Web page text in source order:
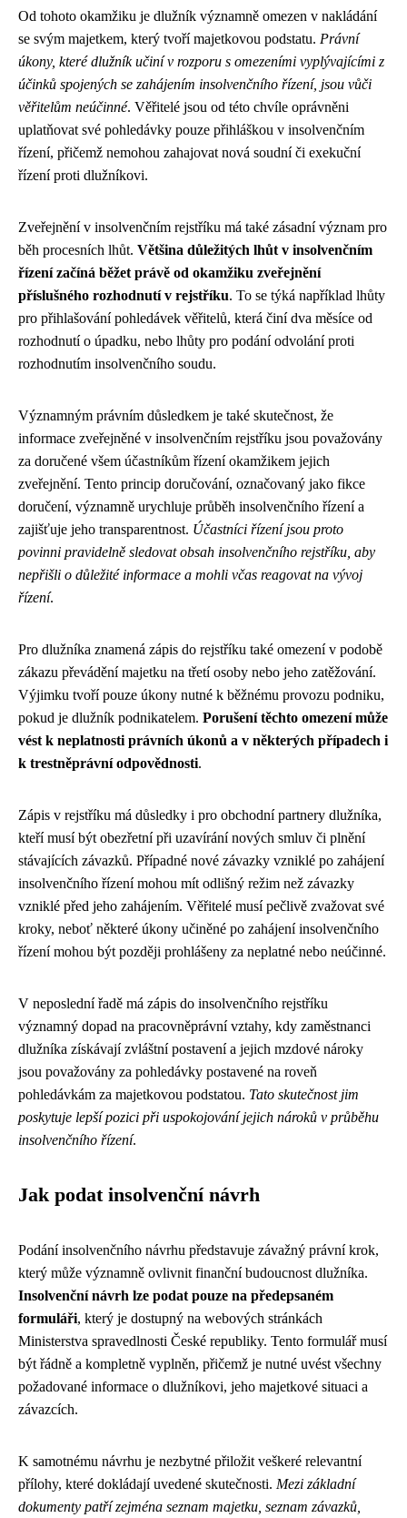
Od tohoto okamžiku je dlužník významně omezen v nakládání
se svým majetkem, který tvoří majetkovou podstatu. Právní
úkony, které dlužník učiní v rozporu s omezeními vyplývajícími z
účinků spojených se zahájením insolvenčního řízení, jsou vůči
věřitelům neúčinné. Věřitelé jsou od této chvíle oprávněni
uplatňovat své pohledávky pouze přihláškou v insolvenčním
řízení, přičemž nemohou zahajovat nová soudní či exekuční
řízení proti dlužníkovi.
Zveřejnění v insolvenčním rejstříku má také zásadní význam pro
běh procesních lhůt. Většina důležitých lhůt v insolvenčním
řízení začíná běžet právě od okamžiku zveřejnění
příslušného rozhodnutí v rejstříku. To se týká například lhůty
pro přihlašování pohledávek věřitelů, která činí dva měsíce od
rozhodnutí o úpadku, nebo lhůty pro podání odvolání proti
rozhodnutím insolvenčního soudu.
Významným právním důsledkem je také skutečnost, že
informace zveřejněné v insolvenčním rejstříku jsou považovány
za doručené všem účastníkům řízení okamžikem jejich
zveřejnění. Tento princip doručování, označovaný jako fikce
doručení, významně urychluje průběh insolvenčního řízení a
zajišťuje jeho transparentnost. Účastníci řízení jsou proto
povinni pravidelně sledovat obsah insolvenčního rejstříku, aby
nepřišli o důležité informace a mohli včas reagovat na vývoj
řízení.
Pro dlužníka znamená zápis do rejstříku také omezení v podobě
zákazu převádění majetku na třetí osoby nebo jeho zatěžování.
Výjimku tvoří pouze úkony nutné k běžnému provozu podniku,
pokud je dlužník podnikatelem. Porušení těchto omezení může
vést k neplatnosti právních úkonů a v některých případech i
k trestněprávní odpovědnosti.
Zápis v rejstříku má důsledky i pro obchodní partnery dlužníka,
kteří musí být obezřetní při uzavírání nových smluv či plnění
stávajících závazků. Případné nové závazky vzniklé po zahájení
insolvenčního řízení mohou mít odlišný režim než závazky
vzniklé před jeho zahájením. Věřitelé musí pečlivě zvažovat své
kroky, neboť některé úkony učiněné po zahájení insolvenčního
řízení mohou být později prohlášeny za neplatné nebo neúčinné.
V neposlední řadě má zápis do insolvenčního rejstříku
významný dopad na pracovněprávní vztahy, kdy zaměstnanci
dlužníka získávají zvláštní postavení a jejich mzdové nároky
jsou považovány za pohledávky postavené na roveň
pohledávkám za majetkovou podstatou. Tato skutečnost jim
poskytuje lepší pozici při uspokojování jejich nároků v průběhu
insolvenčního řízení.
Jak podat insolvenční návrh
Podání insolvenčního návrhu představuje závažný právní krok,
který může významně ovlivnit finanční budoucnost dlužníka.
Insolvenční návrh lze podat pouze na předepsaném
formuláři, který je dostupný na webových stránkách
Ministerstva spravedlnosti České republiky. Tento formulář musí
být řádně a kompletně vyplněn, přičemž je nutné uvést všechny
požadované informace o dlužníkovi, jeho majetkové situaci a
závazcích.
K samotnému návrhu je nezbytné přiložit veškeré relevantní
přílohy, které dokládají uvedené skutečnosti. Mezi základní
dokumenty patří zejména seznam majetku, seznam závazků,